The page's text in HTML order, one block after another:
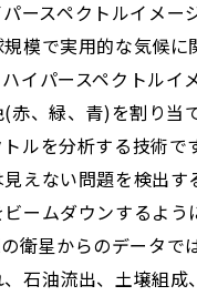
ースペクトルイメー
模で実用的な気候に
イパースペクトルイ
赤、緑、青)を割り当
ルを分析する技術で
えない問題を検出す
ームダウンするよう
衛星からのデータで
石油流出、土壌組成